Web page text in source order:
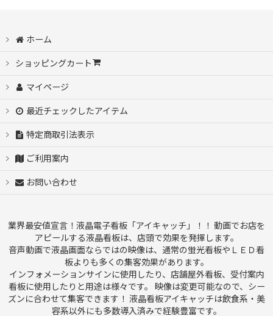
並び順
ホーム
ショッピングカート
マイページ
最近チェックしたアイテム
特定商取引法表示
ご利用案内
お問い合わせ
業界最安値宣言！液晶電子看板「アイキャッチ」！！ 動画でお店を
アピールする液晶看板は、店頭で効果を発揮します。
音声動画で液晶画面ならではの映像は、通常の蛍光看板やＬＥＤ看
板よりも多くの集客効果があります。
インフォメーションサインに使用したり、店舗屋外看板、受付案内
看板に使用したりと用途は様々です。 映像は変更可能なので、シー
ズンに合わせて集客できます！ 液晶看板アイキャッチは飲食系・美
容系以外にも多数導入済みで経験豊富です。